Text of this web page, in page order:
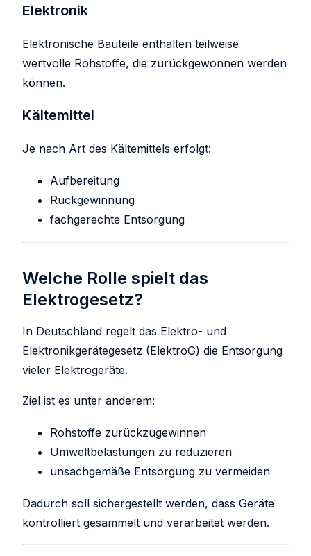
Elektronik
Elektronische Bauteile enthalten teilweise
wertvolle Rohstoffe, die zurückgewonnen werden
können.
Kältemittel
Je nach Art des Kältemittels erfolgt:
Aufbereitung
Rückgewinnung
fachgerechte Entsorgung
Welche Rolle spielt das
Elektrogesetz?
In Deutschland regelt das Elektro- und
Elektronikgerätegesetz (ElektroG) die Entsorgung
vieler Elektrogeräte.
Ziel ist es unter anderem:
Rohstoffe zurückzugewinnen
Umweltbelastungen zu reduzieren
unsachgemäße Entsorgung zu vermeiden
Dadurch soll sichergestellt werden, dass Geräte
kontrolliert gesammelt und verarbeitet werden.